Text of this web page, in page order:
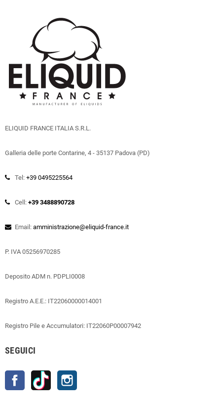
ELIQUID FRANCE ITALIA S.R.L.
Galleria delle porte Contarine, 4 - 35137 Padova (PD)
Tel: +39 0495225564
Cell: +39 3488890728
Email: amministrazione@eliquid-france.it
P. IVA 05256970285
Deposito ADM n. PDPLI0008
Registro A.E.E.: IT22060000014001
Registro Pile e Accumulatori: IT22060P00007942
SEGUICI
Facebook TikTok